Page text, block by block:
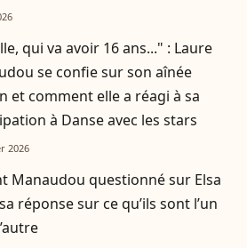
qui va avoir 16 ans..." : Laure
se confie sur son aînée
et comment elle a réagi à sa
à Danse avec les stars
2026
Manaudou questionné sur Elsa
réponse sur ce qu’ils sont l’un